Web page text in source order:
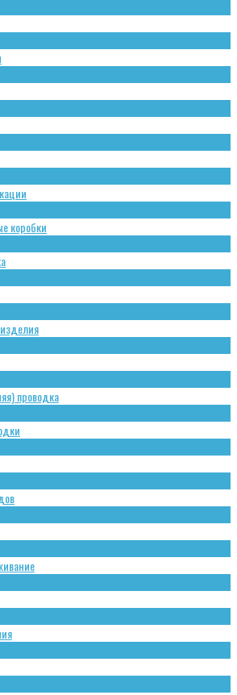
коробки
проводка